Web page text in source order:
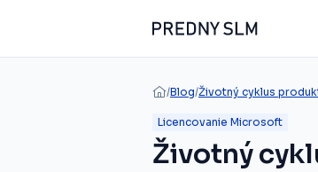
/Blog/Životný cyklus
Licencovanie Microsoft
Životný